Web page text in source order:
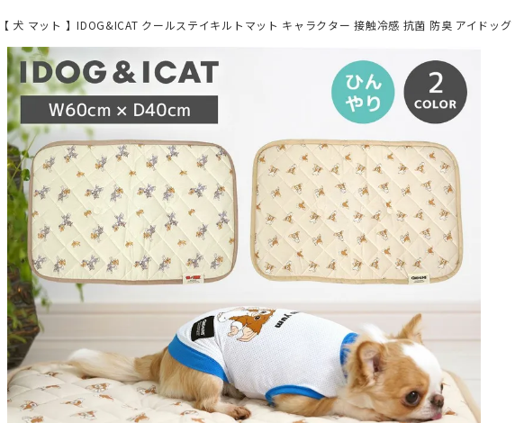
【 犬 マット 】IDOG&ICAT クールステイキルトマット キャラクター 接触冷感 抗菌 防臭 アイドッグ